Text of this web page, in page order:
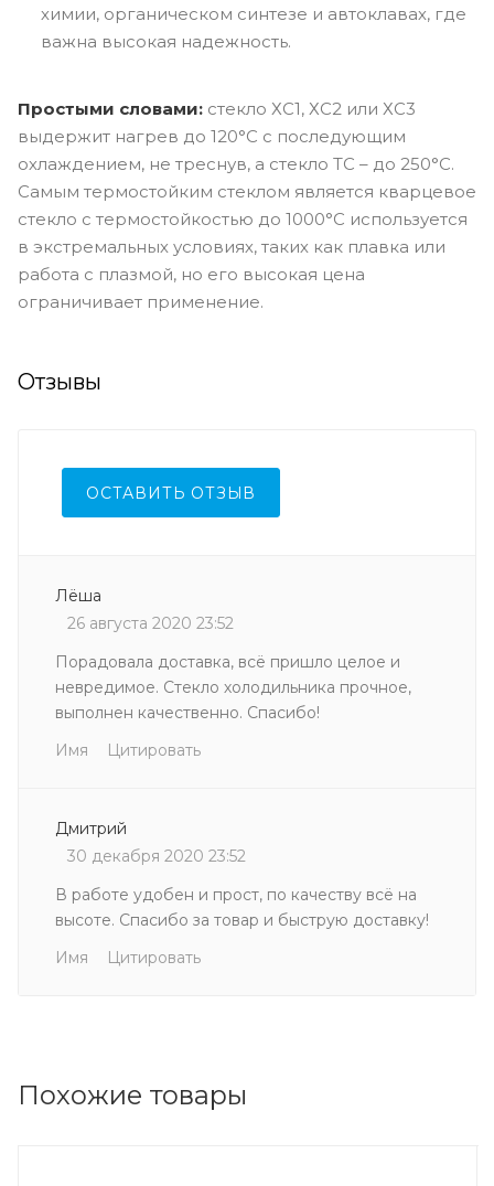
химии, органическом синтезе и автоклавах, где
важна высокая надежность.
Простыми словами: стекло ХС1, ХС2 или ХС3
выдержит нагрев до 120°C с последующим
охлаждением, не треснув, а стекло ТС – до 250°C.
Самым термостойким стеклом является кварцевое
стекло с термостойкостью до 1000°C используется
в экстремальных условиях, таких как плавка или
работа с плазмой, но его высокая цена
ограничивает применение.
Отзывы
ОСТАВИТЬ ОТЗЫВ
Лёша
26 августа 2020 23:52
Порадовала доставка, всё пришло целое и
невредимое. Стекло холодильника прочное,
выполнен качественно. Спасибо!
Имя
Цитировать
Дмитрий
30 декабря 2020 23:52
В работе удобен и прост, по качеству всё на
высоте. Спасибо за товар и быструю доставку!
Имя
Цитировать
Похожие товары